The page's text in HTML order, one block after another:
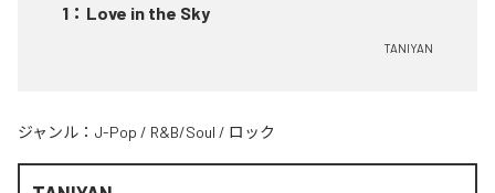
1 ： Love in the Sky
TANIYAN
ジャンル： J-Pop / R&B/Soul / ロック